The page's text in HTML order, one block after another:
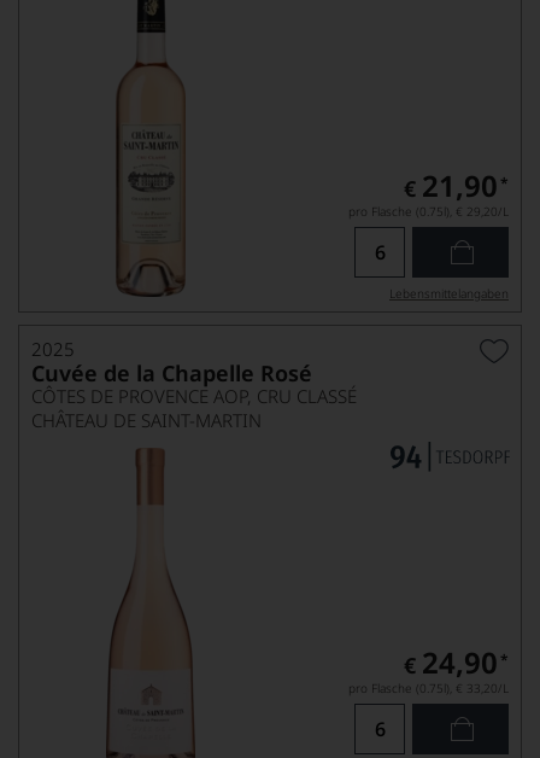
€ 21,90 *
pro Flasche (0.75l), € 29,20/L
Lebensmittel­angaben
2025
Cuvée de la Chapelle Rosé
CÔTES DE PROVENCE AOP, CRU CLASSÉ
CHÂTEAU DE SAINT-MARTIN
€ 24,90 *
pro Flasche (0.75l), € 33,20/L